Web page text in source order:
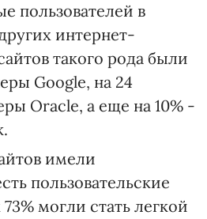
пользователей в
интернет-
такого рода были
Google, на 24
Oracle, а еще на 10% -
имели
пользовательские
могли стать легкой